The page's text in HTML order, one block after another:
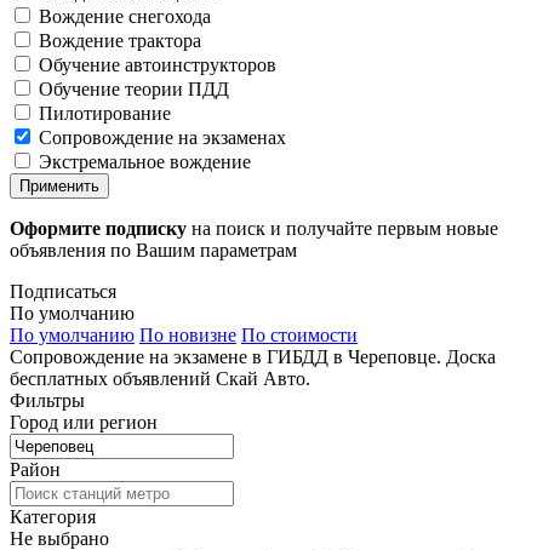
Вождение снегохода
Вождение трактора
Обучение автоинструкторов
Обучение теории ПДД
Пилотирование
Сопровождение на экзаменах
Экстремальное вождение
Применить
Оформите подписку на поиск и получайте первым новые
объявления по Вашим параметрам
Подписаться
По умолчанию
По умолчанию По новизне По стоимости
Сопровождение на экзамене в ГИБДД в Череповце. Доска
бесплатных объявлений Скай Авто.
Фильтры
Город или регион
Район
Категория
Не выбрано